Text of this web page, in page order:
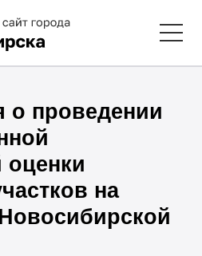
проведении
оценки
на